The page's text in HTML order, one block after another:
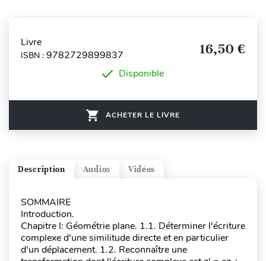
Livre
ISBN : 9782729899837 16,50 €
Disponible
ACHETER LE LIVRE
Vidéos
Audios
Description
SOMMAIRE
Introduction.
Chapitre I: Géométrie plane. 1.1. Déterminer l'écriture
complexe d'une similitude directe et en particulier
d'un déplacement. 1.2. Reconnaître une